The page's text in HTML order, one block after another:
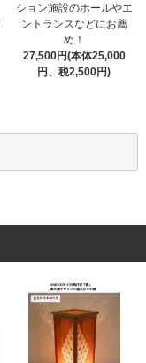
ション施設のホールやエ
ントランスなどにお薦
め！
27,500円(本体25,000
円、税2,500円)